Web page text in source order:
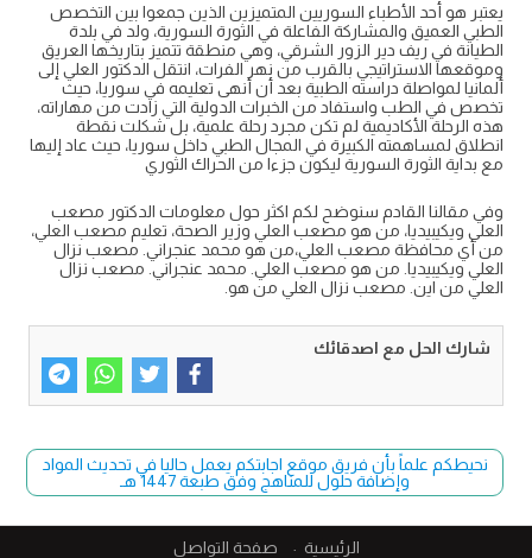
يعتبر هو أحد الأطباء السوريين المتميزين الذين جمعوا بين التخصص
الطبي العميق والمشاركة الفاعلة في الثورة السورية، ولد في بلدة
الطيانة في ريف دير الزور الشرقي، وهي منطقة تتميز بتاريخها العريق
وموقعها الاستراتيجي بالقرب من نهر الفرات، انتقل الدكتور العلي إلى
ألمانيا لمواصلة دراسته الطبية بعد أن أنهى تعليمه في سوريا، حيث
تخصص في الطب واستفاد من الخبرات الدولية التي زادت من مهاراته،
هذه الرحلة الأكاديمية لم تكن مجرد رحلة علمية، بل شكلت نقطة
انطلاق لمساهمته الكبيرة في المجال الطبي داخل سوريا، حيث عاد إليها
مع بداية الثورة السورية ليكون جزءا من الحراك الثوري
وفي مقالنا القادم سنوضح لكم اكثر حول معلومات الدكتور مصعب
العلي ويكيبيديا، من هو مصعب العلي وزير الصحة، تعليم مصعب العلي،
من أي محافظة مصعب العلي،من هو محمد عنجراني. مصعب نزال
العلي ويكيبيديا. من هو مصعب العلي. محمد عنجراني. مصعب نزال
العلي من اين. مصعب نزال العلي من هو.
شارك الحل مع اصدقائك
نحيطكم علماً بأن فريق موقع اجابتكم يعمل حاليا في تحديث المواد
وإضافة حلول للمناهج وفق طبعة 1447 هـ
الرئيسية صفحة التواصل